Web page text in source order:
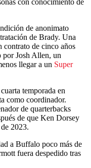
con conocimiento de
de anonimato
de Brady. Una
contrato de cinco años
por Josh Allen, un
llegar a un Super
temporada en
como coordinador.
de quarterbacks
de que Ken Dorsey
2023.
a Buffalo poco más de
fuera despedido tras